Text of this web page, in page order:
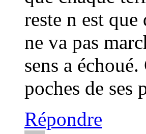
reste n est
ne va pas
sens a
poches de ses
Répondre